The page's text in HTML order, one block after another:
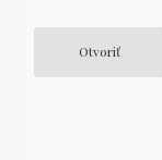
Otvoriť